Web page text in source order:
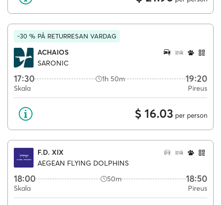
-30 % PÅ RETURRESAN VARDAG
ACHAIOS
SARONIC
17:30 1h 50m 19:20
Skala Pireus
$ 16.03 per person
F.D. XIX
AEGEAN FLYING DOLPHINS
18:00 50m 18:50
Skala Pireus